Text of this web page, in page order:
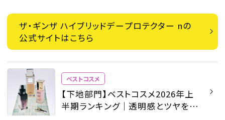
ザ・ギンザ ハイブリッドデープロテクター nの
公式サイトはこちら
ベストコスメ
【下地部門】ベストコスメ2026年上
半期ランキング｜透明感とツヤを引